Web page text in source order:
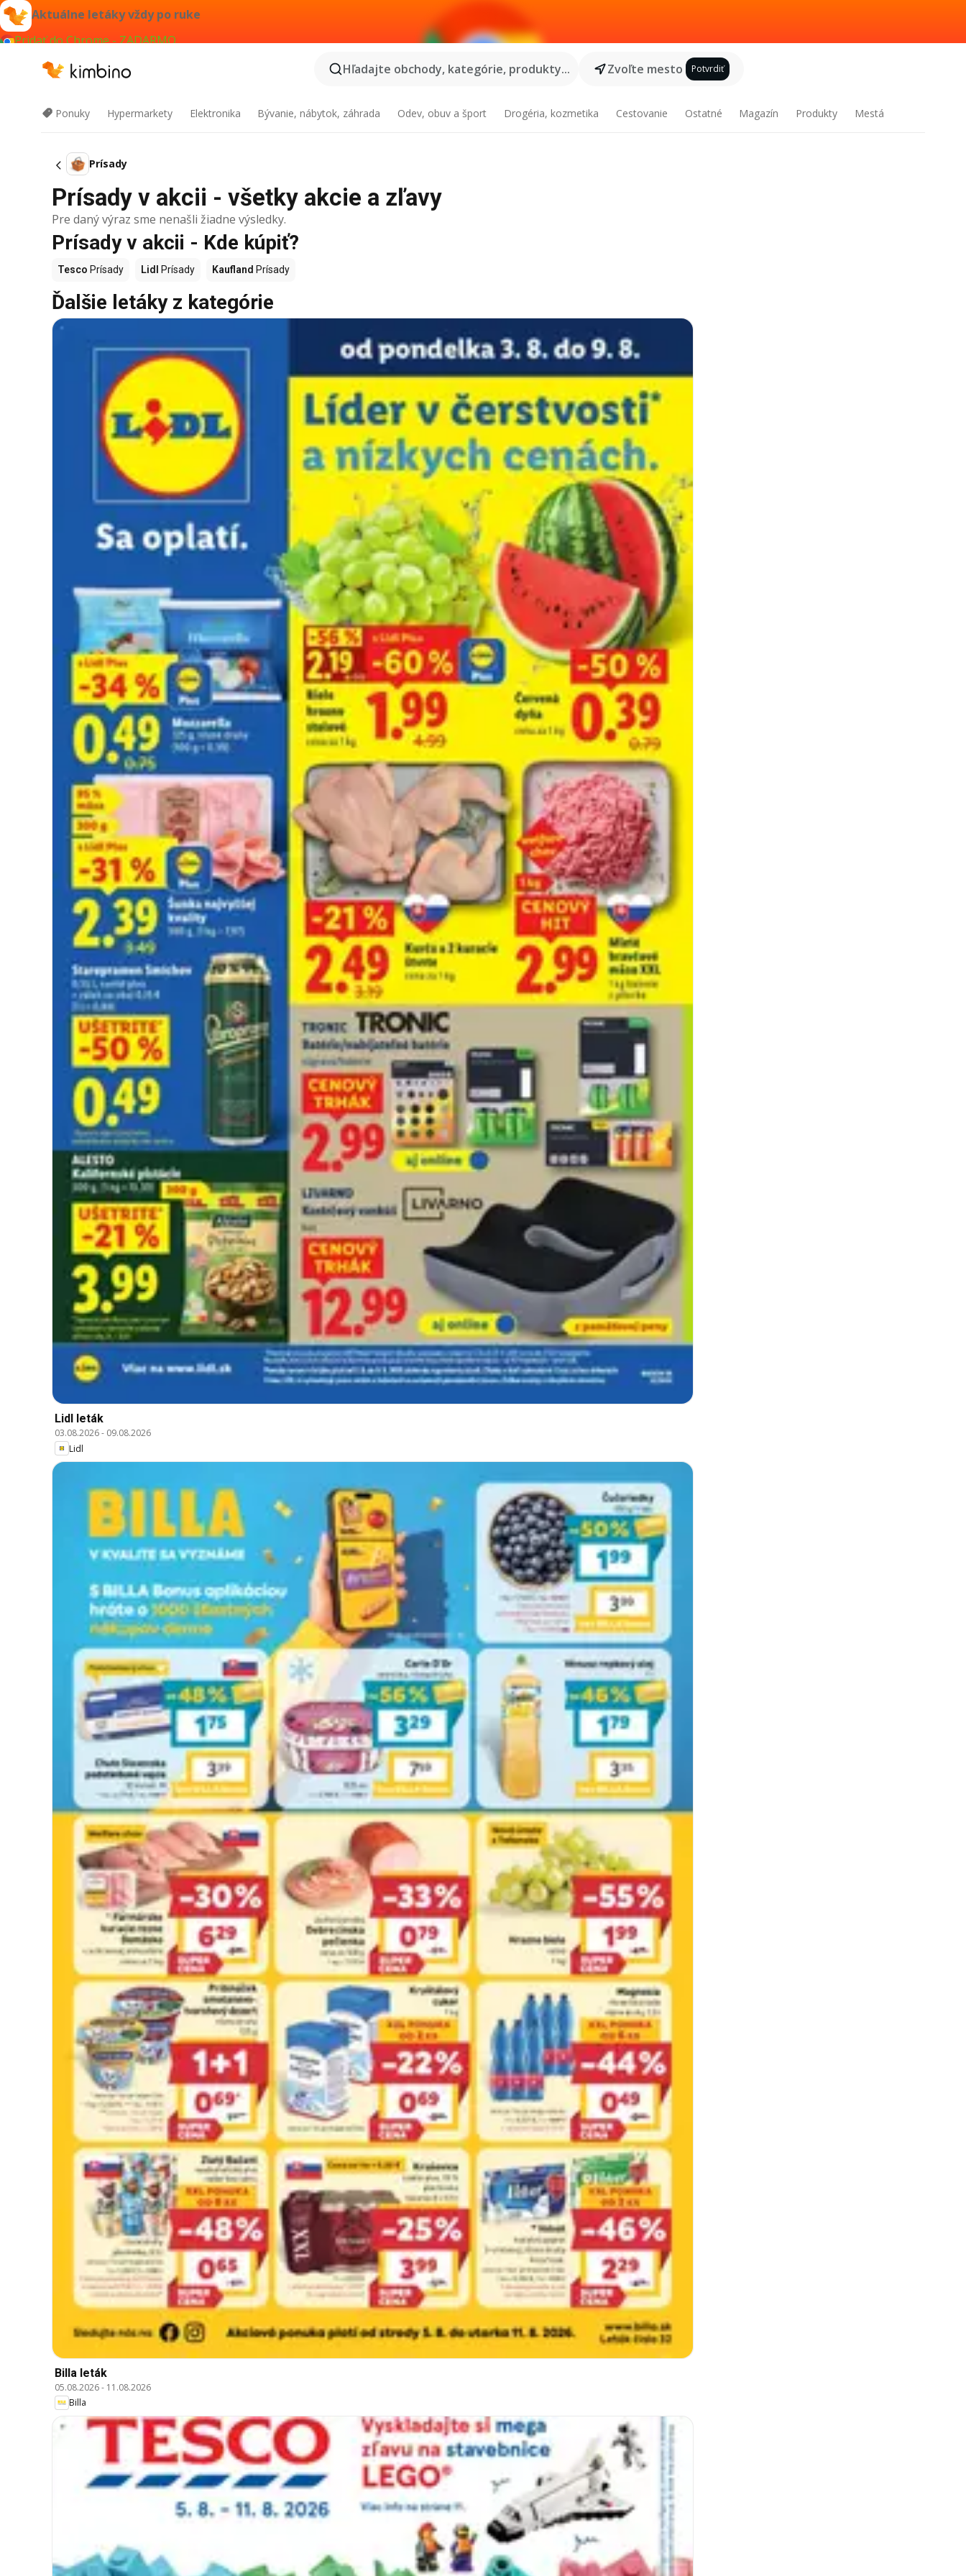
Aktuálne letáky vždy po ruke
Pridať do Chrome - ZADARMO
Hľadajte obchody, kategórie, produkty...
Zvoľte mesto Potvrdiť
Ponuky Hypermarkety Elektronika Bývanie, nábytok, záhrada Odev, obuv a šport Drogéria, kozmetika Cestovanie Ostatné Magazín Produkty Mestá
Prísady
Prísady v akcii - všetky akcie a zľavy
Pre daný výraz sme nenašli žiadne výsledky.
Prísady v akcii - Kde kúpiť?
Tesco Prísady Lidl Prísady Kaufland Prísady
Ďalšie letáky z kategórie
Lidl leták
03.08.2026- 09.08.2026
Lidl
Billa leták
05.08.2026- 11.08.2026
Billa